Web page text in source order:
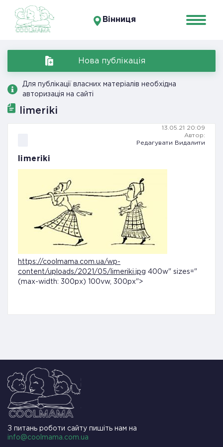
Вінниця
Нова публікація
Для публікації власних матеріалів необхідна
авторизація на сайті
limeriki
13.05.21 20:09
Автор:
Редагувати
Видалити
limeriki
https://coolmama.com.ua/wp-
content/uploads/2021/05/limeriki.jpg 400w" sizes="
(max-width: 300px) 100vw, 300px">
З питань роботи сайту пишіть нам на
info@coolmama.com.ua